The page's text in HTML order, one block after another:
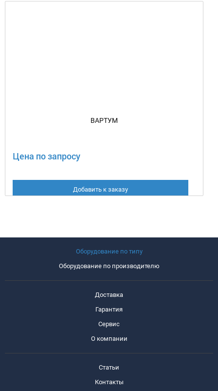
ВАРТУМ
Цена по запросу
Добавить к заказу
Оборудование по типу
Оборудование по производителю
Доставка
Гарантия
Сервис
О компании
Статьи
Контакты